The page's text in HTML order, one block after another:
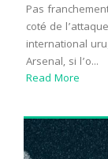
Pas
coté de
international
Arsenal, si l’o...
Read More